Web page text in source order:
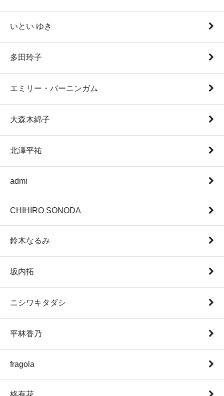
いとい ゆき
多田玲子
エミリー・バーニンガム
大森木綿子
北澤平祐
admi
CHIHIRO SONODA
鈴木なるみ
坂内拓
ニシワキタダシ
平林香乃
fragola
柊有花